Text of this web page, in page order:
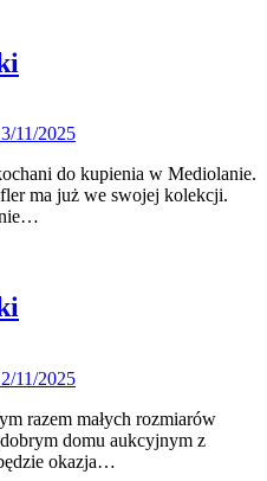
11/2025
do kupienia w Mediolanie.
ma już we swojej kolekcji.
11/2025
razem małych rozmiarów
domu aukcyjnym z
okazja…